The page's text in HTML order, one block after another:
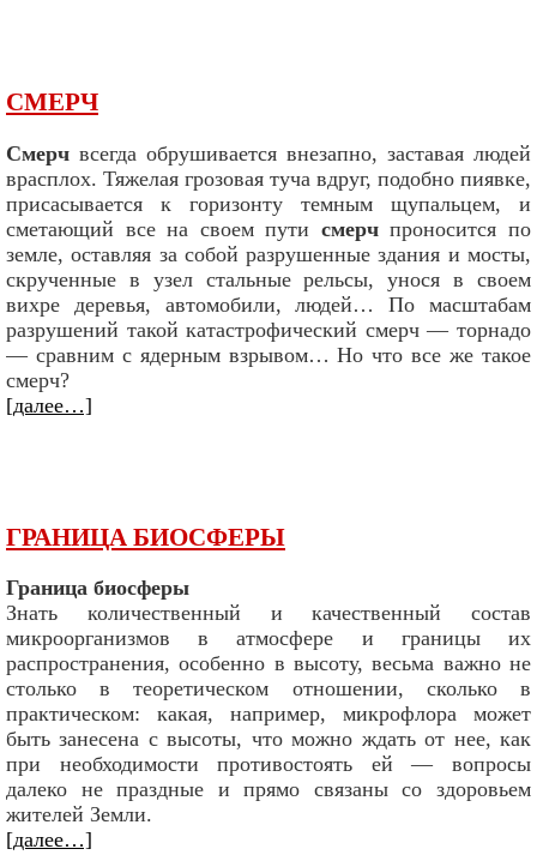
СМЕРЧ
Смерч всегда обрушивается внезапно, заставая людей
врасплох. Тяжелая грозовая туча вдруг, подобно пиявке,
присасывается к горизонту темным щупальцем, и
сметающий все на своем пути смерчпроносится по
земле, оставляя за собой разрушенные здания и мосты,
скрученные в узел стальные рельсы, унося в своем
вихре деревья, автомобили, людей… По масштабам
разрушений такой катастрофический смерч — торнадо
— сравним с ядерным взрывом… Но что все же такое
смерч?
[далее…]
ГРАНИЦА БИОСФЕРЫ
Граница биосферы
Знать количественный и качественный состав
микроорганизмов в атмосфере и границы их
распространения, особенно в высоту, весьма важно не
столько в теоретическом отношении, сколько в
практическом: какая, например, микрофлора может
быть занесена с высоты, что можно ждать от нее, как
при необходимости противостоять ей — вопросы
далеко не праздные и прямо связаны со здоровьем
жителей Земли.
[далее…]